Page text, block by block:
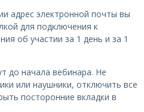
адрес электронной почты вы
для подключения к
об участии за 1 день и за 1
до начала вебинара. Не
или наушники, отключить все
посторонние вкладки в